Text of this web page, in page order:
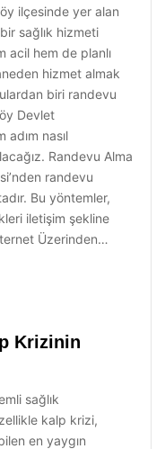
ilçesinde yer alan
sağlık hizmeti
acil hem de planlı
hizmet almak
biri randevu
Devlet
adım nasıl
Randevu Alma
randevu
Bu yöntemler,
iletişim şekline
Üzerinden…
Krizinin
sağlık
kalp krizi,
en yaygın